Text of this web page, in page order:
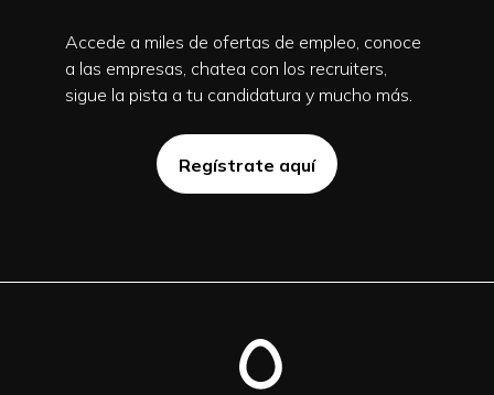
Accede a miles de ofertas de empleo, conoce
a las empresas, chatea con los recruiters,
sigue la pista a tu candidatura y mucho más.
Regístrate aquí